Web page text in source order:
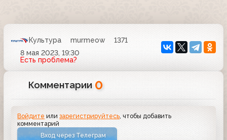
Культура murmeow
1371
8 мая 2023, 19:30
Есть проблема?
Комментарии 0
Войдите илизарегистрируйтесь , чтобы добавить
комментарий
Вход через Телеграм